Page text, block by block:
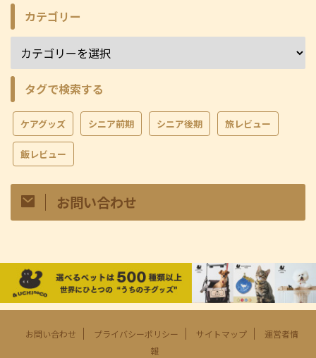
カテゴリー
タグで検索する
ケアグッズ シニア前期 シニア後期 旅レビュー
飯レビュー
お問い合わせ
お問い合わせ プライバシーポリシー サイトマップ
運営者情
報